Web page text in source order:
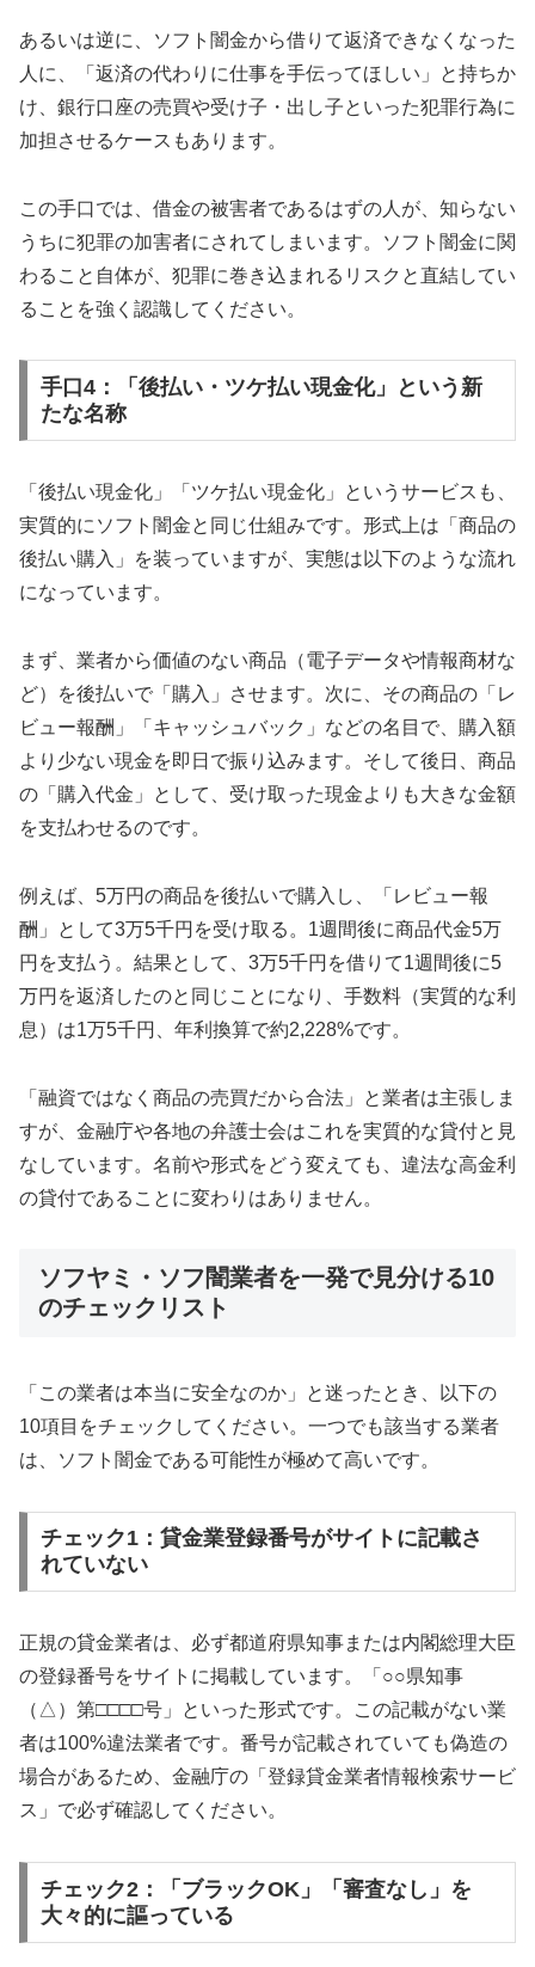
あるいは逆に、ソフト闇金から借りて返済できなくなった
人に、「返済の代わりに仕事を手伝ってほしい」と持ちか
け、銀行口座の売買や受け子・出し子といった犯罪行為に
加担させるケースもあります。
この手口では、借金の被害者であるはずの人が、知らない
うちに犯罪の加害者にされてしまいます。ソフト闇金に関
わること自体が、犯罪に巻き込まれるリスクと直結してい
ることを強く認識してください。
手口4：「後払い・ツケ払い現金化」という新
たな名称
「後払い現金化」「ツケ払い現金化」というサービスも、
実質的にソフト闇金と同じ仕組みです。形式上は「商品の
後払い購入」を装っていますが、実態は以下のような流れ
になっています。
まず、業者から価値のない商品（電子データや情報商材な
ど）を後払いで「購入」させます。次に、その商品の「レ
ビュー報酬」「キャッシュバック」などの名目で、購入額
より少ない現金を即日で振り込みます。そして後日、商品
の「購入代金」として、受け取った現金よりも大きな金額
を支払わせるのです。
例えば、5万円の商品を後払いで購入し、「レビュー報
酬」として3万5千円を受け取る。1週間後に商品代金5万
円を支払う。結果として、3万5千円を借りて1週間後に5
万円を返済したのと同じことになり、手数料（実質的な利
息）は1万5千円、年利換算で約2,228%です。
「融資ではなく商品の売買だから合法」と業者は主張しま
すが、金融庁や各地の弁護士会はこれを実質的な貸付と見
なしています。名前や形式をどう変えても、違法な高金利
の貸付であることに変わりはありません。
ソフヤミ・ソフ闇業者を一発で見分ける10
のチェックリスト
「この業者は本当に安全なのか」と迷ったとき、以下の
10項目をチェックしてください。一つでも該当する業者
は、ソフト闇金である可能性が極めて高いです。
チェック1：貸金業登録番号がサイトに記載さ
れていない
正規の貸金業者は、必ず都道府県知事または内閣総理大臣
の登録番号をサイトに掲載しています。「○○県知事
（△）第□□□□号」といった形式です。この記載がない業
者は100%違法業者です。番号が記載されていても偽造の
場合があるため、金融庁の「登録貸金業者情報検索サービ
ス」で必ず確認してください。
チェック2：「ブラックOK」「審査なし」を
大々的に謳っている